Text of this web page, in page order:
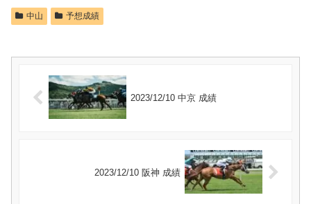
中山 予想成績
2023/12/10 中京 成績
2023/12/10 阪神 成績